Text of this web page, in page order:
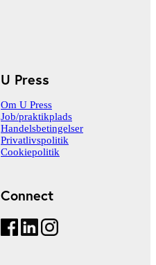
U Press
Om U Press
Job/praktikplads
Handelsbetingelser
Privatlivspolitik
Cookiepolitik
Connect